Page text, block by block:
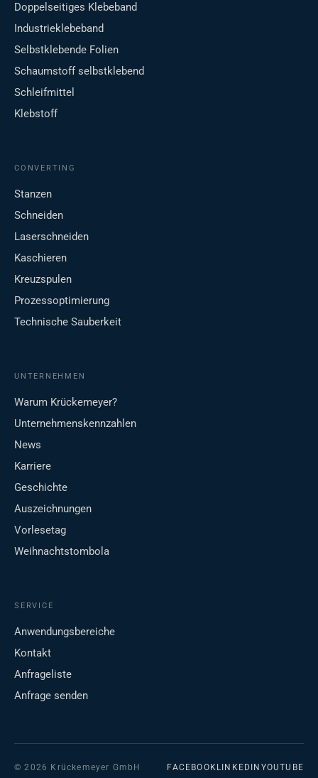
Doppelseitiges Klebeband
Industrieklebeband
Selbstklebende Folien
Schaumstoff selbstklebend
Schleifmittel
Klebstoff
CONVERTING
Stanzen
Schneiden
Laserschneiden
Kaschieren
Kreuzspulen
Prozessoptimierung
Technische Sauberkeit
UNTERNEHMEN
Warum Krückemeyer?
Unternehmenskennzahlen
News
Karriere
Geschichte
Auszeichnungen
Vorlesetag
Weihnachtstombola
SERVICE
Anwendungsbereiche
Kontakt
Anfrageliste
Anfrage senden
© 2026 Krückemeyer GmbH FACEBOOK LINKEDIN YOUTUBE